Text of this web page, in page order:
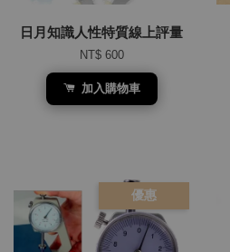
日月知識人性特質線上評量
NT$ 600
加入購物車
優惠